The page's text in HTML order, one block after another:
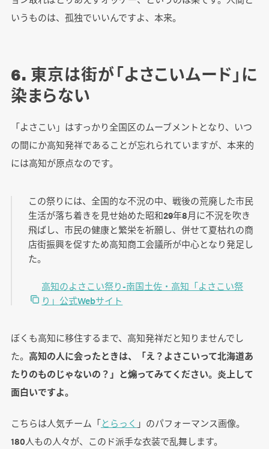
いうものは、孤独でいいんですよ、本来。
6. 東京は街が「よさこいムード」に
染まらない
「よさこい」はすっかり全国区のムーブメントとなり、いつ
の間にか高知発祥であることが忘れられていますが、本来的
には高知が原点なのです。
この祭りには、全国的な不況の中、戦後の荒廃した市民
生活が落ち着きを見せ始めた昭和29年8月に不況を吹き
飛ばし、市民の健康と繁栄を祈願し、併せて夏枯れの商
店街振興を促すため高知商工会議所が中心となり発足し
た。
高知のよさこい祭り-南国土佐・高知「よさこい祭
り」公式Webサイト
ぼくも高知に移住するまで、高知発祥だと知りませんでし
た。 高知の人に会ったときは、「え？よさこいって北海道あ
たりのものじゃないの？」と煽ってみてください。炎上して
面白いですよ。
こちらは人気チーム「とらっく 」のパフォーマンス画像。
180人もの人々が、このド派手な衣装で乱舞します。